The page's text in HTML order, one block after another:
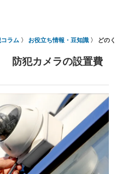
コラム お役立ち情報・豆知識 どのく
防犯カメラの設置費